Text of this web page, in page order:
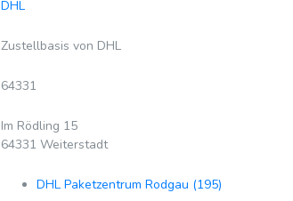
DHL
Zustellbasis von DHL
64331
Im Rödling 15
64331 Weiterstadt
DHL Paketzentrum Rodgau (195)